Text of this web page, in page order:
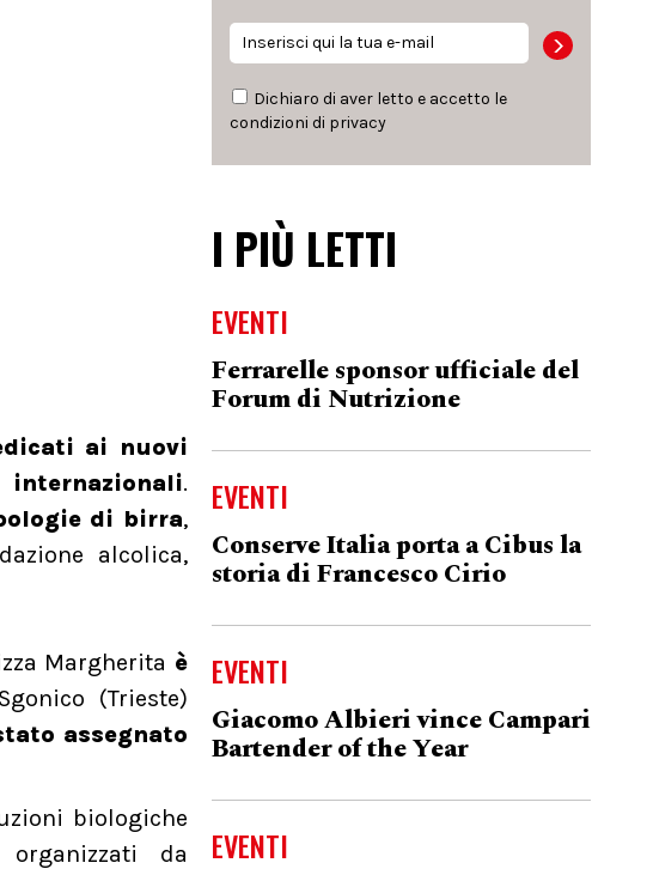
ai nuovi
.
di birra,
alcolica,
Margherita è
(Trieste)
assegnato
biologiche
da
Dichiaro di aver letto e accetto le
condizioni di privacy
I PIÙ LETTI
EVENTI
Ferrarelle sponsor ufficiale del
Forum di Nutrizione
EVENTI
Conserve Italia porta a Cibus la
storia di Francesco Cirio
EVENTI
Giacomo Albieri vince Campari
Bartender of the Year
EVENTI